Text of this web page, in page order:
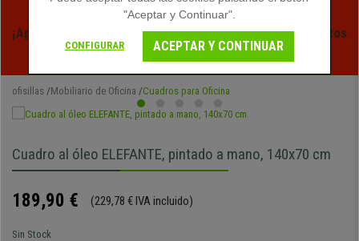
¡Aprovecha las Rebajas de Verano en Ofisillas! Descuentos
Exclusivos por Tiempo Limitado - Ver Promo
ofisillas Mobiliario de Oficina Cuadros para Oficina
Cuadro al óleo ELEFANTE, pintado a mano, 140x70 cm
189,90 € (229,78 € IVA incluido)
Sin Stock
"Aceptar y Continuar".
CONFIGURAR ACEPTAR Y CONTINUAR